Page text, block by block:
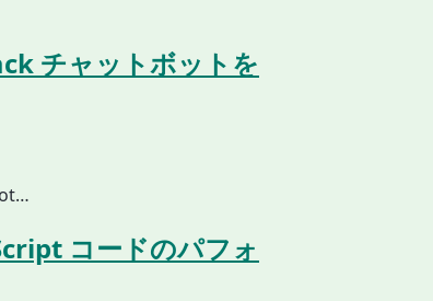
チャットボットを
コードのパフォ